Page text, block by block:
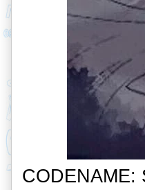
CODENAME: